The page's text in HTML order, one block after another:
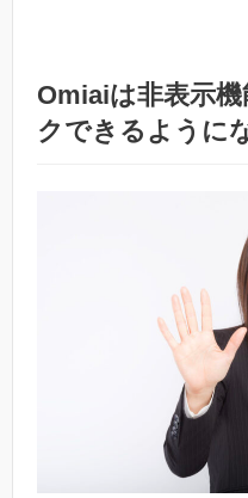
Omiaiは非表示
クできるように